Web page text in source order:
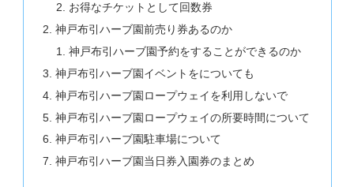
お得なチケットとして回数券
神戸布引ハーブ園前売り券あるのか
神戸布引ハーブ園予約をすることができるのか
神戸布引ハーブ園イベントをについても
神戸布引ハーブ園ロープウェイを利用しないで
神戸布引ハーブ園ロープウェイの所要時間について
神戸布引ハーブ園駐車場について
神戸布引ハーブ園当日券入園券のまとめ